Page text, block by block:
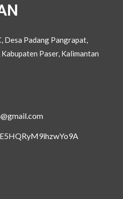
Desa Padang Pangrapat,
Paser, Kalimantan